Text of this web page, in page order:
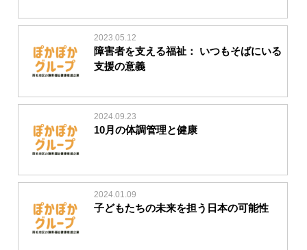
2023.05.12
障害者を支える福祉： いつもそばにいる
支援の意義
2024.09.23
10月の体調管理と健康
2024.01.09
子どもたちの未来を担う日本の可能性